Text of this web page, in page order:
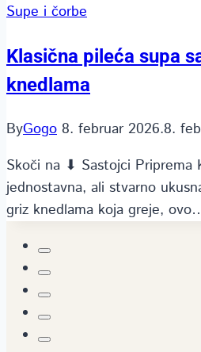
Supe i čorbe
Klasična pileća supa
knedlama
ByGogo 8. februar 2026.8.
Skoči na ⬇ Sastojci Priprema
jednostavna, ali stvarno
griz knedlama koja greje,